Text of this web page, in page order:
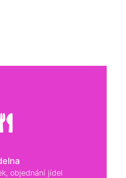
objednání jídel